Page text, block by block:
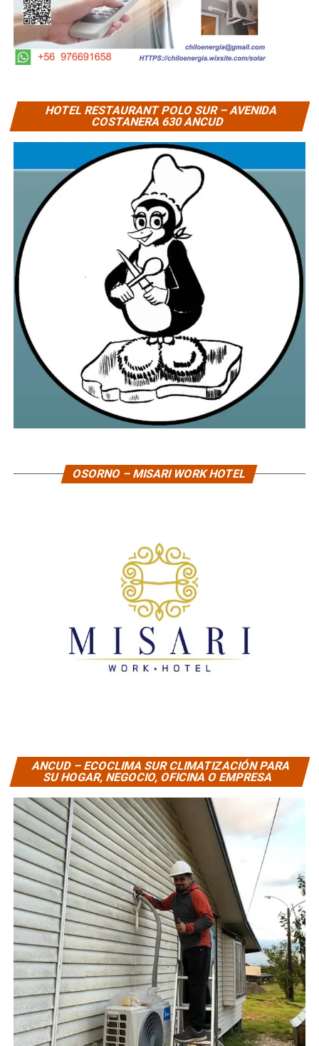
HOTEL RESTAURANT POLO SUR – AVENIDA
COSTANERA 630 ANCUD
OSORNO – MISARI WORK HOTEL
ANCUD – ECOCLIMA SUR CLIMATIZACIÓN PARA
SU HOGAR, NEGOCIO, OFICINA O EMPRESA